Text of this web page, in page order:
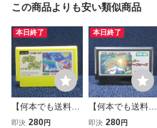
この商品よりも安い類似商品
本日終了
【何本でも送料23
0円！出品多数】
即決 280円
本日終了
【何本でも送料23
0円！出品多数】
即決 280円